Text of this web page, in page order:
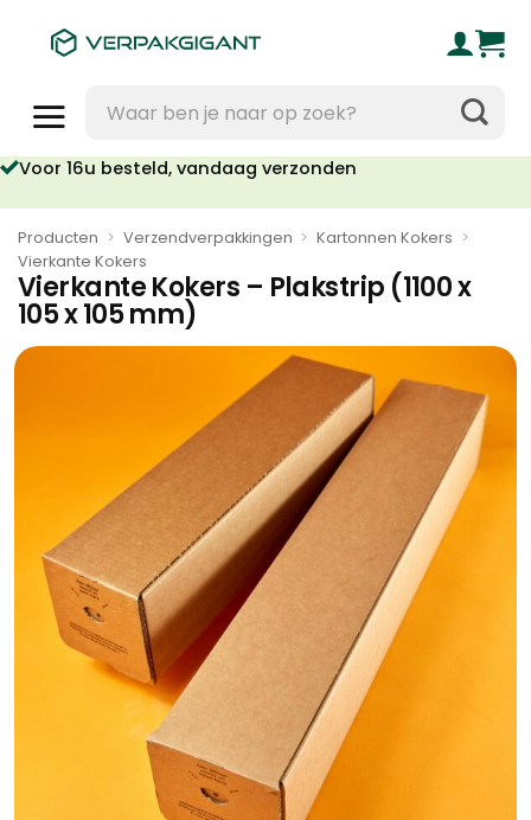
naar:
Voor 16u besteld, vandaag verzonden
Producten > Verzendverpakkingen > Kartonnen Kokers >
Vierkante Kokers
Vierkante Kokers – Plakstrip (1100 x
105 x 105 mm)